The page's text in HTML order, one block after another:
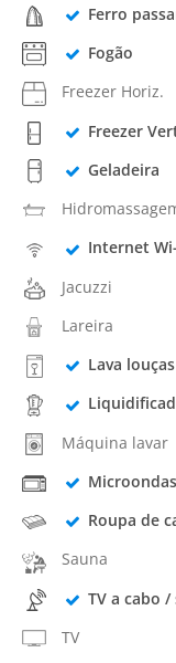
Ferro
Fogão
Freezer Horiz.
Freezer
Geladeira
Internet
Jacuzzi
Lareira
Lava louças
Máquina lavar
Microondas
Roupa de
Sauna
TV a cabo /
TV